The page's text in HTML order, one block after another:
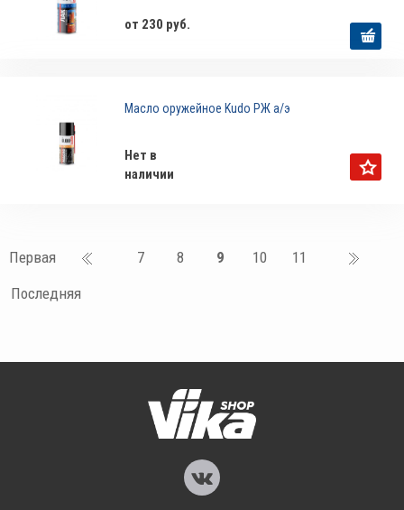
от 230 руб.
Масло оружейное Kudo РЖ а/э
Нет в
наличии
Первая 7 8 9 10
11
Последняя